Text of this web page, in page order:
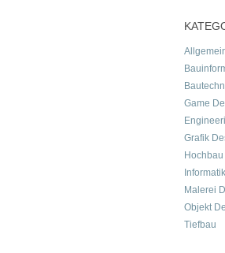
Game
Grafik
Hochbau
Informatik
Malerei
Objekt
Tiefbau